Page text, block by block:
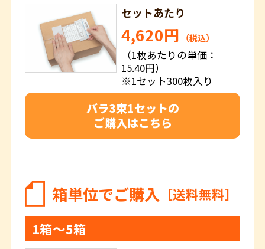
セットあたり
4,620円 （税込）
（1枚あたりの単価：
15.40円）
※1セット300枚入り
バラ3束1セットの
ご購入はこちら
箱単位でご購入 ［送料無料］
1箱～5箱